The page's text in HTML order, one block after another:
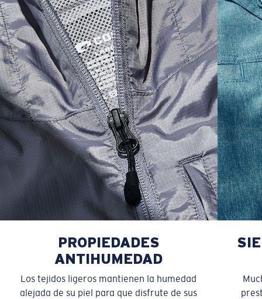
PROPIEDADES
ANTIHUMEDAD
Los tejidos ligeros mantienen la humedad
alejada de su piel para que disfrute de sus